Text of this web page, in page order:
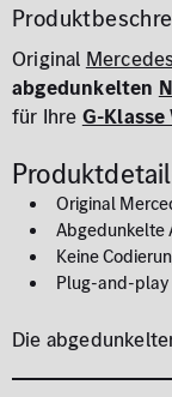
Original
abgedunkelten
für Ihre G-Klasse
Original
Abgedunkelte
Keine
Plug-and-play
Die